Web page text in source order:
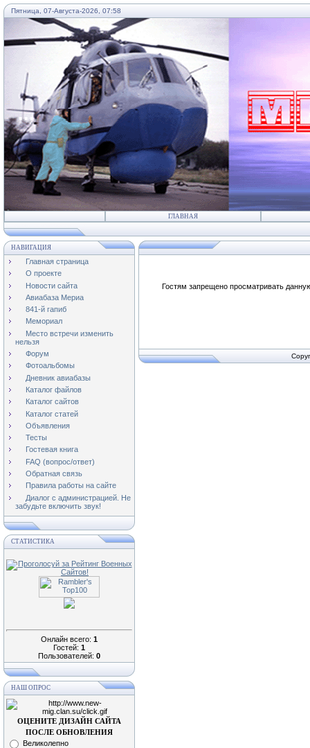
Пятница, 07-Августа-2026, 07:58
...
ГЛАВНАЯ
НАВИГАЦИЯ
Главная страница
О проекте
Новости сайта
Авиабаза Мериа
841-й гапиб
Мемориал
Место встречи изменить
нельзя
Форум
Фотоальбомы
Дневник авиабазы
Каталог файлов
Каталог сайтов
Каталог статей
Объявления
Тесты
Гостевая книга
FAQ (вопрос/ответ)
Обратная связь
Правила работы на сайте
Диалог с администрацией. Не
забудьте включить звук!
СТАТИСТИКА
Онлайн всего: 1
Гостей: 1
Пользователей: 0
НАШ ОПРОС
ОЦЕНИТЕ ДИЗАЙН САЙТА
ПОСЛЕ ОБНОВЛЕНИЯ
Великолепно
Гостям запрещено просматривать